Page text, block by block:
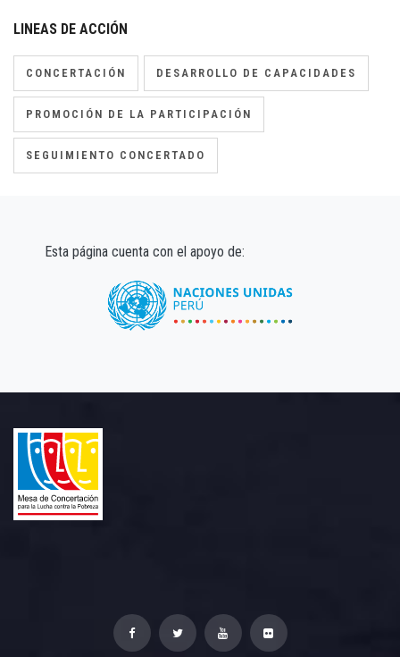
LINEAS DE ACCIÓN
CONCERTACIÓN DESARROLLO DE CAPACIDADES
PROMOCIÓN DE LA PARTICIPACIÓN
SEGUIMIENTO CONCERTADO
Esta página cuenta con el apoyo de: